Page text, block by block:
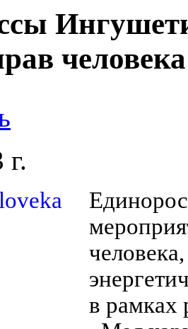
человека
в рамках